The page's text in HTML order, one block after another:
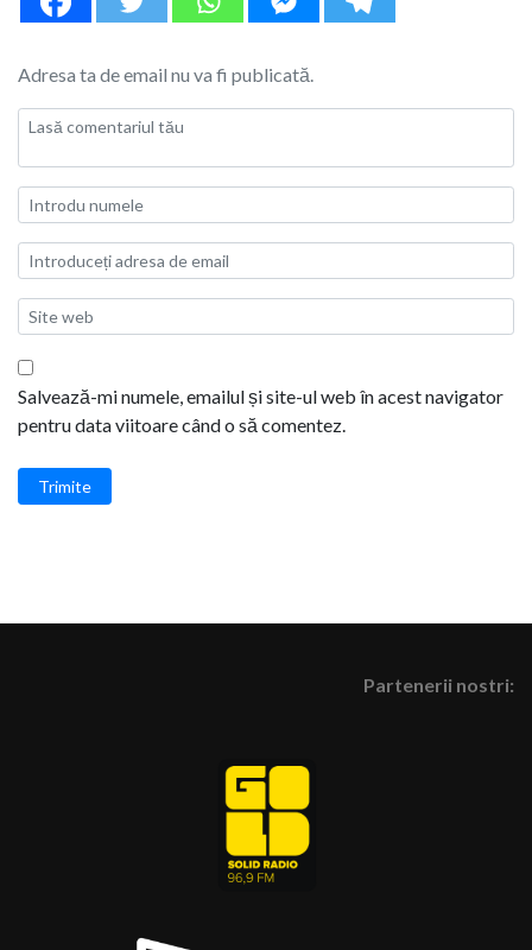
Adresa ta de email nu va fi publicată.
Salvează-mi numele, emailul și site-ul web în acest navigator
pentru data viitoare când o să comentez.
Trimite
Partenerii nostri: